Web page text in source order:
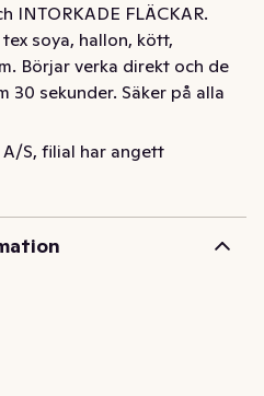
INTORKADE FLÄCKAR.
soya, hallon, kött,
Börjar verka direkt och de
sekunder. Säker på alla
för att ta bort extra envisa
fläckar är borta inom
textilier.
S, filial har angett